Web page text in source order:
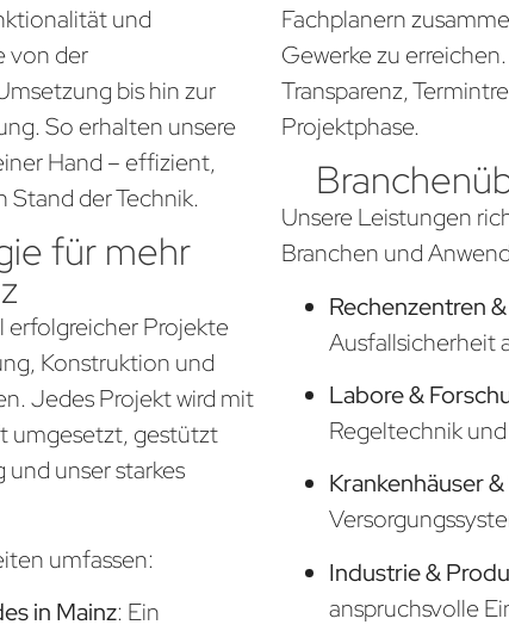
und
von der
bis hin zur
So erhalten unsere
Hand – effizient,
der Technik.
für mehr
erfolgreicher Projekte
Konstruktion und
Jedes Projekt wird mit
umgesetzt, gestützt
unser starkes
umfassen:
in Mainz: Ein
Fachplanern
Gewerke zu
Transparenz,
Projektphase.
Unsere Leistungen
Branchen und
Rechenzentren
Ausfallsicherheit
Labore &
Regeltechnik
Krankenhäuser
Industrie &
anspruchsvolle